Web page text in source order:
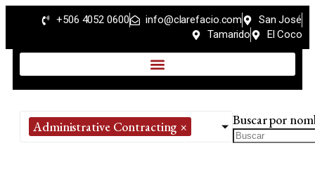
+506 4052 0600 info@clarefacio.com
San José
Tamarido
El Coco
Administrative Contracting × Buscar por